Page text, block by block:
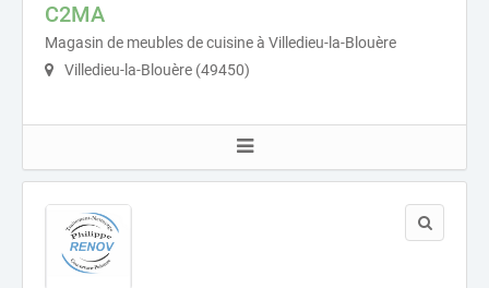
C2MA
Magasin de meubles de cuisine à Villedieu-la-Blouère
Villedieu-la-Blouère (49450)